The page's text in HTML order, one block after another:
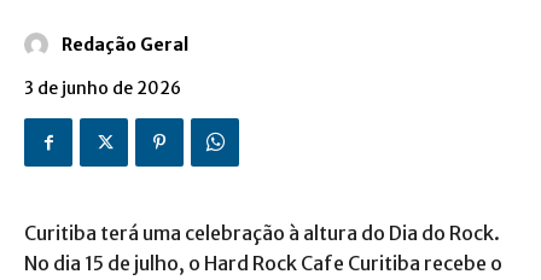
Redação Geral
3 de junho de 2026
Curitiba terá uma celebração à altura do Dia do Rock.
No dia 15 de julho, o Hard Rock Cafe Curitiba recebe o